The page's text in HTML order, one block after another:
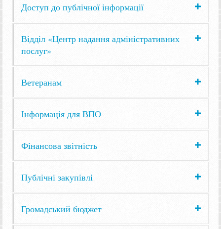
Доступ до публічної інформації
Відділ «Центр надання адміністративних
послуг»
Ветеранам
Інформація для ВПО
Фінансова звітність
Публічні закупівлі
Громадський бюджет